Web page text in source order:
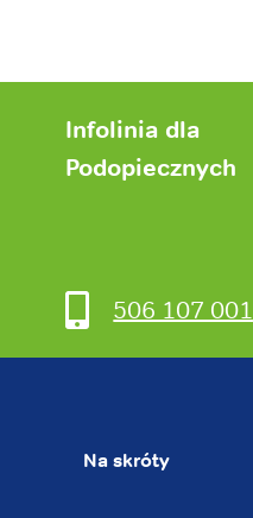
Infolinia dla
Podopiecznych
506 107 001
Na skróty